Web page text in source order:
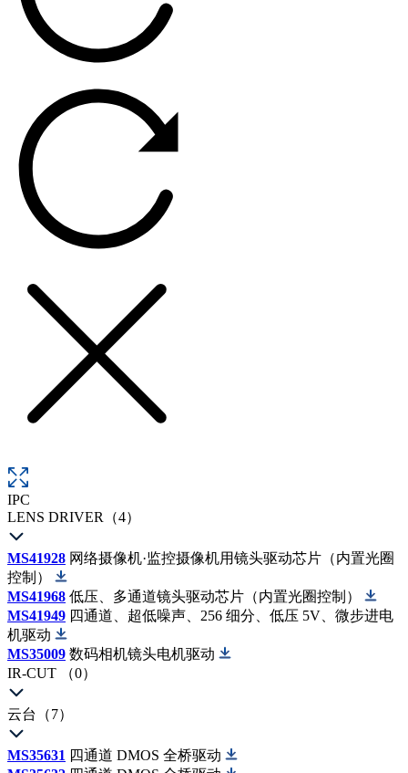
IPC
LENS DRIVER（4）
MS41928 网络摄像机·监控摄像机用镜头驱动芯片（内置光圈
控制）
MS41968 低压、多通道镜头驱动芯片（内置光圈控制）
MS41949 四通道、超低噪声、256 细分、低压 5V、微步进电
机驱动
MS35009 数码相机镜头电机驱动
IR-CUT （0）
云台（7）
MS35631 四通道 DMOS 全桥驱动